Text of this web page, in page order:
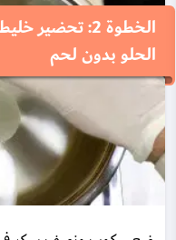
الخطوة 2:
الحلو بدون لحم